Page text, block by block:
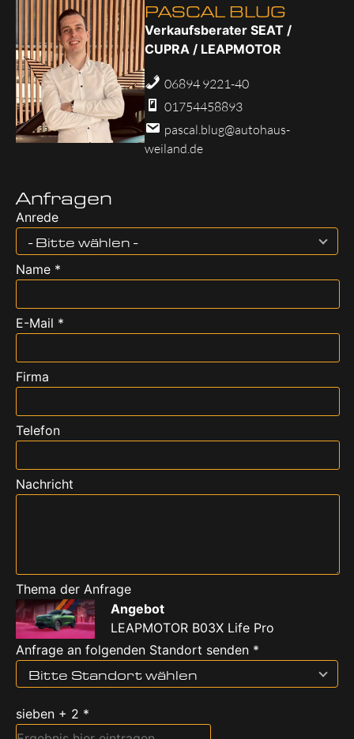
PASCAL BLUG
Verkaufsberater SEAT /
CUPRA / LEAPMOTOR
06894 9221-40
01754458893
pascal.blug@autohaus-
weiland.de
Anfragen
Anrede
- Bitte wählen -
Name *
E-Mail *
Firma
Telefon
Nachricht
Thema der Anfrage
Angebot
LEAPMOTOR B03X Life Pro
Anfrage an folgenden Standort senden *
Bitte Standort wählen
sieben + 2 *